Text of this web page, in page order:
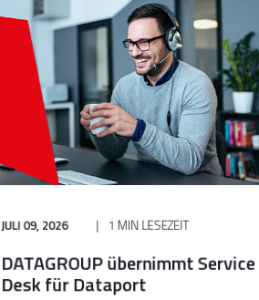
JULI 09, 2026 1 MIN LESEZEIT
DATAGROUP übernimmt Service
Desk für Dataport